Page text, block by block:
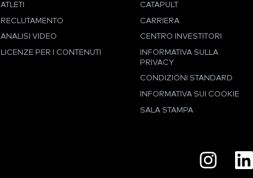
ATLETI
RECLUTAMENTO
ANALISI VIDEO
LICENZE PER I CONTENUTI
CATAPULT
CARRIERA
CENTRO INVESTITORI
INFORMATIVA SULLA
PRIVACY
CONDIZIONI STANDARD
INFORMATIVA SUI COOKIE
SALA STAMPA